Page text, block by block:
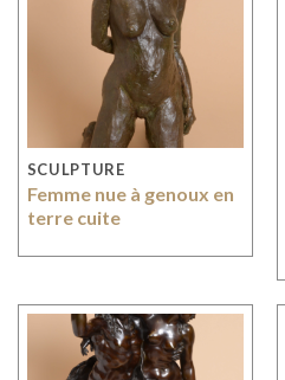
SCULPTURE
Femme nue à genoux en
terre cuite